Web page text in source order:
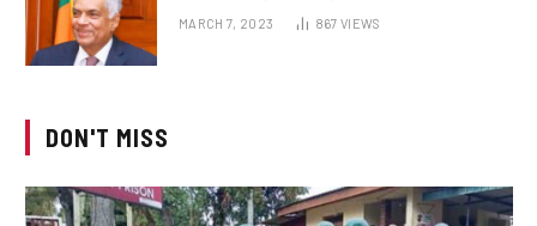
MARCH 7, 2023 867 VIEWS
DON'T MISS